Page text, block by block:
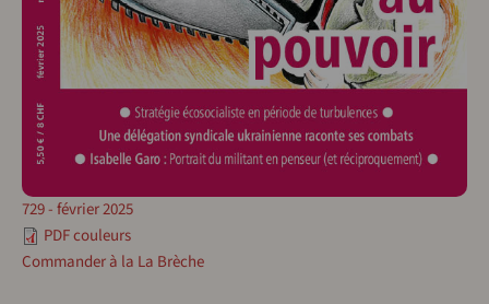
729 - février 2025
PDF couleurs
Commander à la La Brèche